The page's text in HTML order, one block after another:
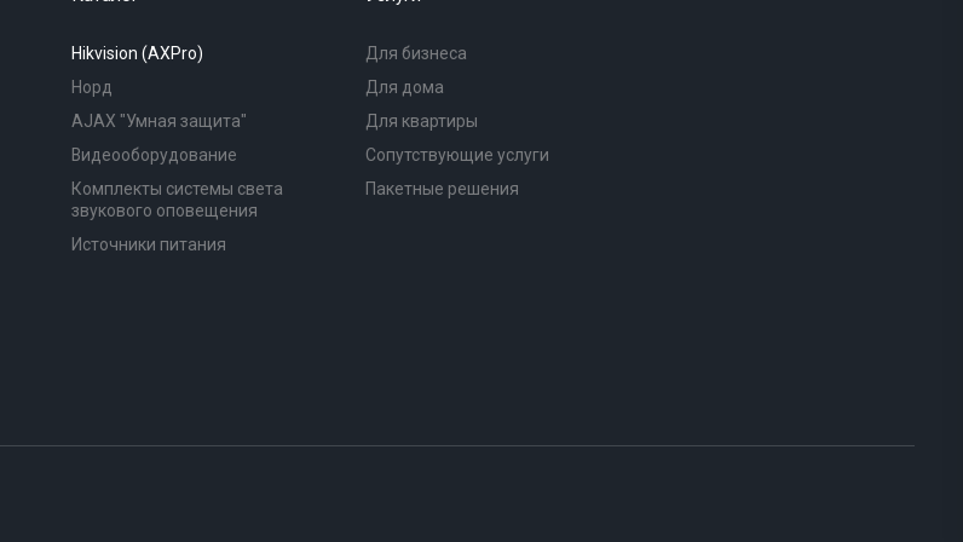
Hikvision (AXPro)
Норд
AJAX "Умная защита"
Видеооборудование
Комплекты системы света
звукового оповещения
Источники питания
Для бизнеса
Для дома
Для квартиры
Сопутствующие услуги
Пакетные решения